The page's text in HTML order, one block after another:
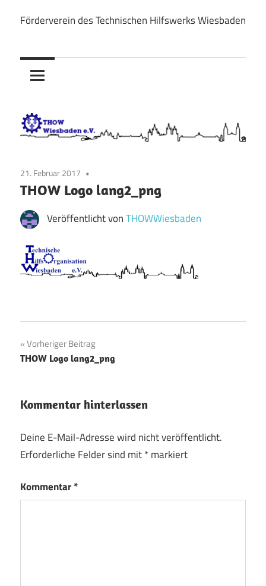
Inhalt
THOW
Wiesbaden
Förderverein des Technischen Hilfswerks Wiesbaden
21. Februar 2017
THOW Logo lang2_png
Veröffentlicht vonTHOWWiesbaden
Beitragsnavigation
Vorheriger Beitrag
THOW Logo lang2_png
Kommentar hinterlassen
Deine E-Mail-Adresse wird nicht veröffentlicht.
Erforderliche Felder sind mit*markiert
Kommentar*